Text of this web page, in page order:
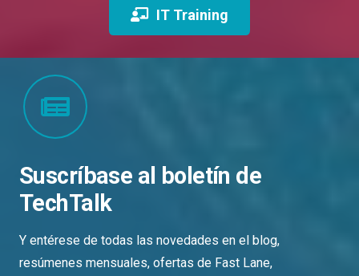
IT Training
Suscríbase al boletín de
TechTalk
Y entérese de todas las novedades en el blog,
resúmenes mensuales, ofertas de Fast Lane,